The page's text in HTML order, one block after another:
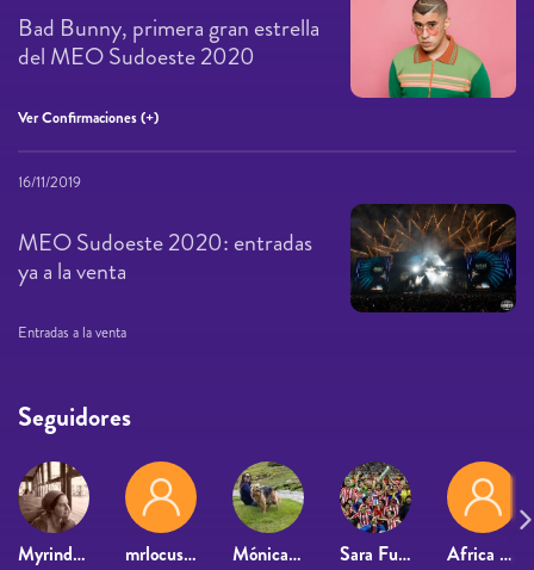
Bad Bunny, primera gran estrella
del MEO Sudoeste 2020
Ver Confirmaciones (+)
16/11/2019
MEO Sudoeste 2020: entradas
ya a la venta
Entradas a la venta
Seguidores
Myrindella mrlocusamoenus Mónica Fontanals Morell Sara Fu Gar Africa Ceballos Fron